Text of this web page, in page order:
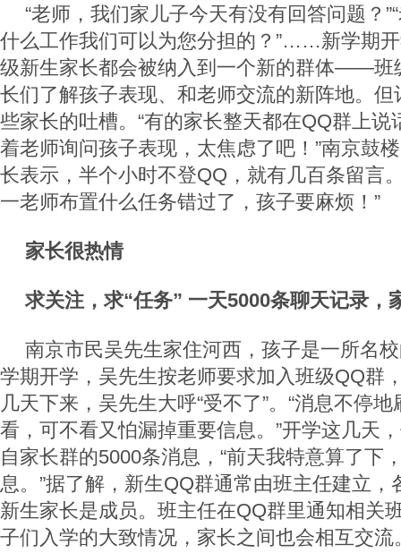
“老师，我们家儿子今天有没有回答问题？
什么工作我们可以为您分担的？”……新学期
级新生家长都会被纳入到一个新的群体——班
长们了解孩子表现、和老师交流的新阵地。
些家长的吐槽。“有的家长整天都在QQ群上说
着老师询问孩子表现，太焦虑了吧！”南京鼓
长表示，半个小时不登QQ，就有几百条留言
一老师布置什么任务错过了，孩子要麻烦！”
家长很热情
求关注，求“任务” 一天5000条聊天记录，
南京市民吴先生家住河西，孩子是一所名
学期开学，吴先生按老师要求加入班级QQ群
几天下来，吴先生大呼“受不了”。“消息不停
看，可不看又怕漏掉重要信息。”开学这几天
自家长群的5000条消息，“前天我特意算了下
息。”据了解，新生QQ群通常由班主任建立，
新生家长是成员。班主任在QQ群里通知相关
子们入学的大致情况，家长之间也会相互交流